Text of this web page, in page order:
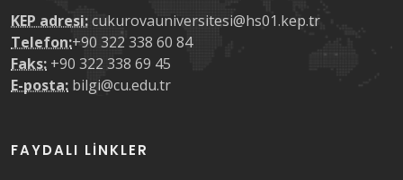
KEP adresi:cukurovauniversitesi@hs01.kep.tr
Telefon:+90 322 338 60 84
Faks: +90 322 338 69 45
E-posta: bilgi@cu.edu.tr
FAYDALI LINKLER